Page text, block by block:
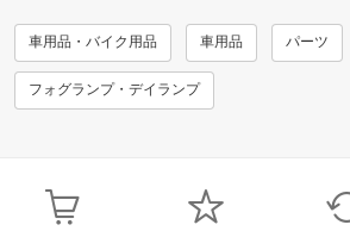
車用品・バイク用品 車用品 パーツ
フォグランプ・デイランプ